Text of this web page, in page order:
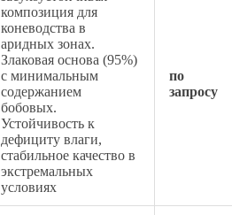
композиция для
коневодства в
аридных зонах.
Злаковая основа (95%)
с минимальным
содержанием
бобовых.
Устойчивость к
дефициту влаги,
стабильное качество в
экстремальных
условиях
по
запросу